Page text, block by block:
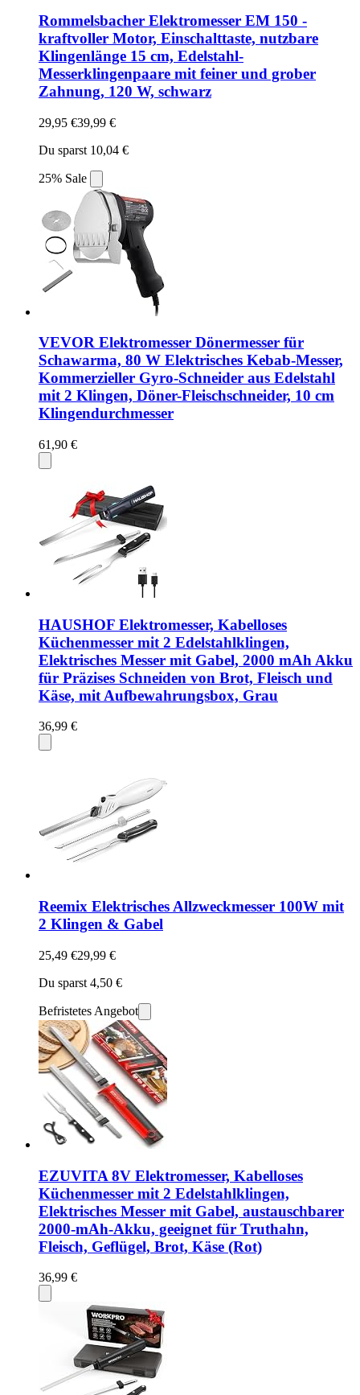
Rommelsbacher Elektromesser EM 150 -
kraftvoller Motor, Einschalttaste, nutzbare
Klingenlänge 15 cm, Edelstahl-
Messerklingenpaare mit feiner und grober
Zahnung, 120 W, schwarz
29,95 €39,99 €
Du sparst 10,04 €
25% Sale
VEVOR Elektromesser Dönermesser für
Schawarma, 80 W Elektrisches Kebab-Messer,
Kommerzieller Gyro-Schneider aus Edelstahl
mit 2 Klingen, Döner-Fleischschneider, 10 cm
Klingendurchmesser
61,90 €
HAUSHOF Elektromesser, Kabelloses
Küchenmesser mit 2 Edelstahlklingen,
Elektrisches Messer mit Gabel, 2000 mAh Akku
für Präzises Schneiden von Brot, Fleisch und
Käse, mit Aufbewahrungsbox, Grau
36,99 €
Reemix Elektrisches Allzweckmesser 100W mit
2 Klingen & Gabel
25,49 €29,99 €
Du sparst 4,50 €
Befristetes Angebot
EZUVITA 8V Elektromesser, Kabelloses
Küchenmesser mit 2 Edelstahlklingen,
Elektrisches Messer mit Gabel, austauschbarer
2000-mAh-Akku, geeignet für Truthahn,
Fleisch, Geflügel, Brot, Käse (Rot)
36,99 €